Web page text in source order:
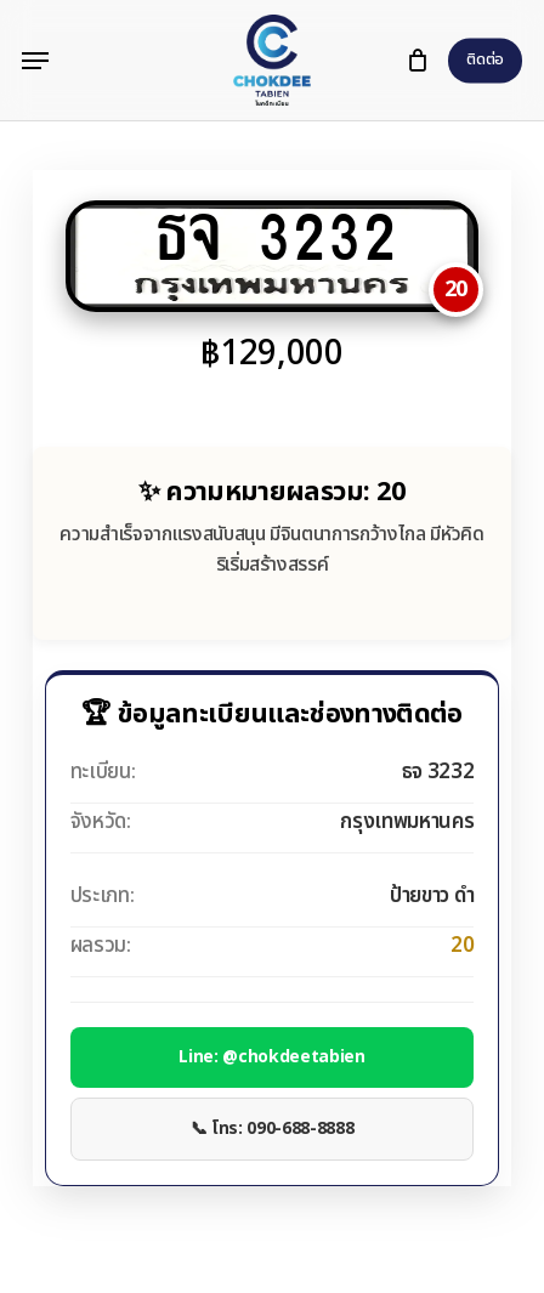
content
ติดต่อ
Menu
ธจ 3232
20
฿129,000
✨ ความหมายผลรวม: 20
ความสำเร็จจากแรงสนับสนุน มีจินตนาการกว้างไกล มีหัวคิด
ริเริ่มสร้างสรรค์
🏆 ข้อมูลทะเบียนและช่องทางติดต่อ
ทะเบียน:
ธจ 3232
จังหวัด:
กรุงเทพมหานคร
ประเภท:
ป้ายขาว ดำ
ผลรวม:
20
Line: @chokdeetabien
📞 โทร: 090-688-8888